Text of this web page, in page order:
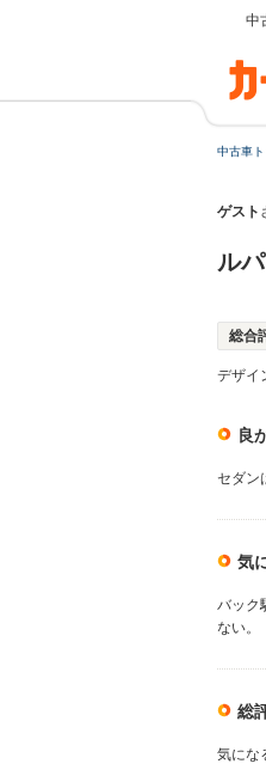
中
中古車
ゲスト
ル
総合
デザイ
良
セダン
気
バック
ない。
総
気にな